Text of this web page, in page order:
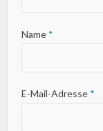
Name *
E-Mail-Adresse *